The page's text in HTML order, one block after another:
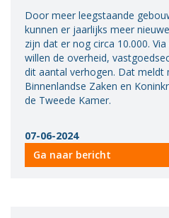
Door meer leegstaande
kunnen er jaarlijks meer
zijn dat er nog circa 10.000.
willen de overheid,
dit aantal verhogen. Dat meldt
Binnenlandse Zaken en
de Tweede Kamer.
07-06-2024
Ga naar bericht